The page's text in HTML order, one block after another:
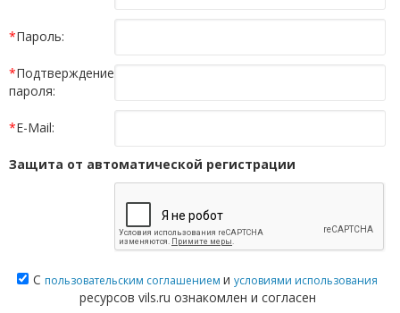
*Пароль:
*Подтверждение
пароля:
*E-Mail:
Защита от автоматической регистрации
С пользовательским соглашением и условиями использования
ресурсов vils.ru ознакомлен и согласен